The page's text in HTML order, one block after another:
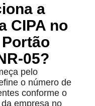
a
CIPA no
05?
pelo
o número de
conforme o
empresa no